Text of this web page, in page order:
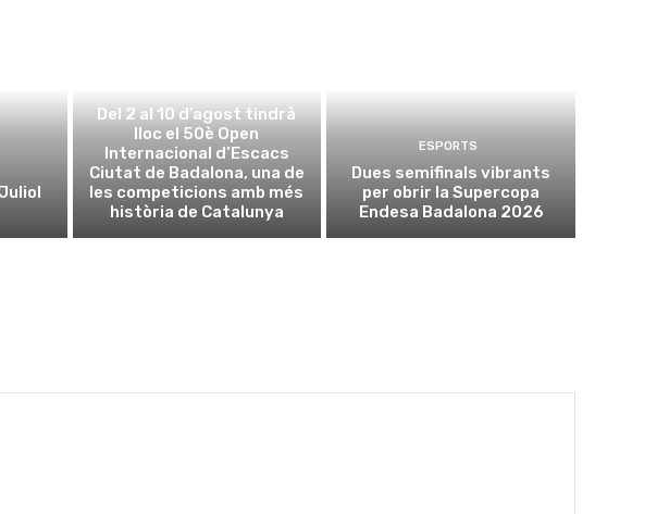
Del 2 al 10 d’agost tindrà
lloc el 50è Open
Internacional d’Escacs
Ciutat de Badalona, una de
les competicions amb més
història de Catalunya
ESPORTS
Dues semifinals vibrants
per obrir la Supercopa
Endesa Badalona 2026